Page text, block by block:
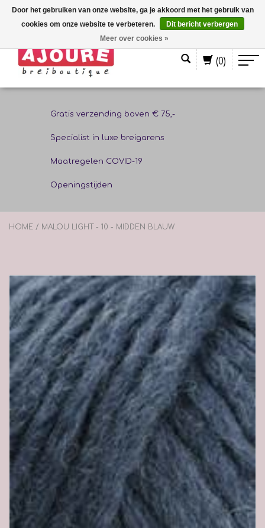
(0)
Gratis verzending boven € 75,-
Specialist in luxe breigarens
Maatregelen COVID-19
Openingstijden
HOME / MALOU LIGHT - 10 - MIDDEN BLAUW
Door het gebruiken van onze website, ga je akkoord met het gebruik van
cookies om onze website te verbeteren.
Dit bericht verbergen
Meer over cookies »